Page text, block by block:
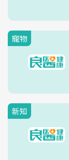
寵物
新知